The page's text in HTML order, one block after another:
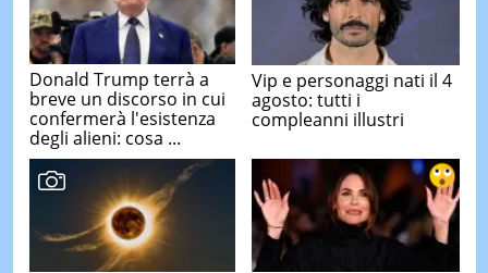
Donald Trump terrà a
breve un discorso in cui
confermerà l'esistenza
degli alieni: cosa ...
Vip e personaggi nati il 4
agosto: tutti i
compleanni illustri